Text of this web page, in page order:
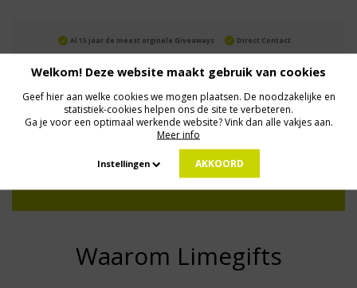
Al 15 jaar de meest orginele Giveaways Direct Contact
MELD JE AAN VOOR ONZE NIEUWSBRIEF
Profiteer van deals en een dosis inspiratie!
Geen zorgen: we gaan veilig met je gegevens om. Dat lees je in onsPrivacybeleid
Waarom Limegifts
Welkom! Deze website maakt gebruik van cookies
Geef hier aan welke cookies we mogen plaatsen. De noodzakelijke en
statistiek-cookies helpen ons de site te verbeteren.
Ga je voor een optimaal werkende website? Vink dan alle vakjes aan.
Meer info
Instellingen AKKOORD